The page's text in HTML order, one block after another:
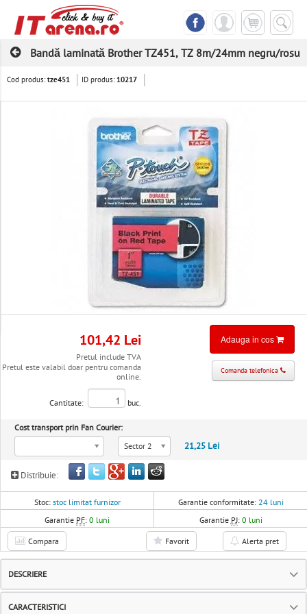
Bandă laminată Brother TZ451, TZ 8m/24mm negru/rosu
Cod produs:tze451 ID produs: 10217
101,42 Lei
Pretul include TVA
Pretul este valabil doar pentru comanda
online.
Cantitate: buc.
Adauga in cos
Comanda telefonica
Cost transport prin Fan Courier:
Sector 2
21,25 Lei
Distribuie:
Stoc: stoc limitat furnizor Garantie conformitate: 24 luni
Garantie PF:0 luni Garantie PJ: 0 luni
Compara Favorit Alerta pret
DESCRIERE
CARACTERISTICI